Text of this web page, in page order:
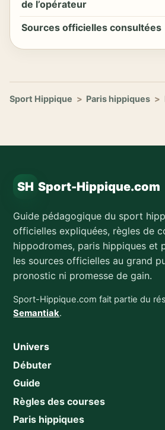
de l’opérateur
Sources officielles consultées
Sport Hippique > Paris hippiques >
SH Sport-Hippique.com
Guide pédagogique du sport
officielles expliquées, règles de
hippodromes, paris hippiques et
les sources officielles au grand
pronostic ni promesse de gain.
Sport-Hippique.com fait partie du
Semantiak.
Univers
Débuter
Guide
Règles des courses
Paris hippiques